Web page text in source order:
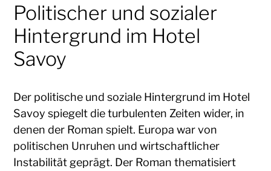
Politischer und sozialer
Hintergrund im Hotel
Savoy
Der politische und soziale Hintergrund im Hotel
Savoy spiegelt die turbulenten Zeiten wider, in
denen der Roman spielt. Europa war von
politischen Unruhen und wirtschaftlicher
Instabilität geprägt. Der Roman thematisiert